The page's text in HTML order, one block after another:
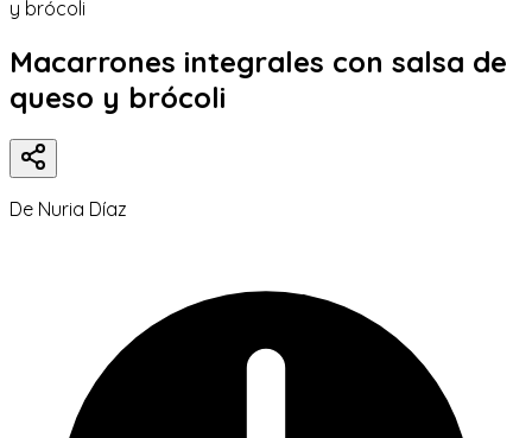
y brócoli
Macarrones integrales con salsa de
queso y brócoli
De Nuria Díaz